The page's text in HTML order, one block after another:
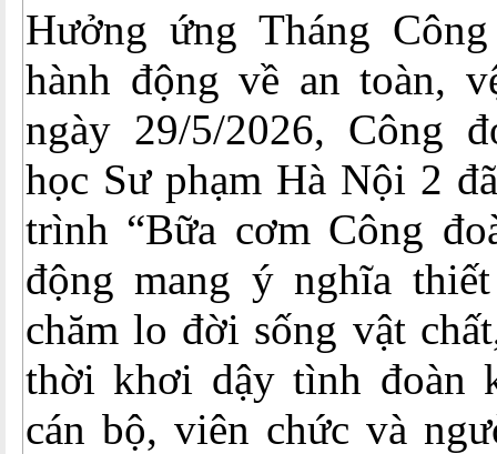
Hưởng ứng Tháng
hành động về an toàn,
ngày 29/5/2026, Công
học Sư phạm Hà Nội 2
trình “Bữa cơm Công
động mang ý nghĩa
chăm lo đời sống vật
thời khơi dậy tình đoàn
cán bộ, viên chức và